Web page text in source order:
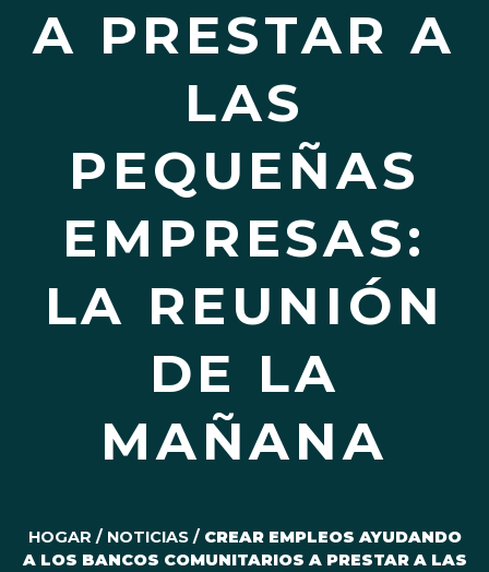
A PRESTAR A
LAS
PEQUEÑAS
EMPRESAS:
LA REUNIÓN
DE LA
MAÑANA
HOGAR / NOTICIAS/ CREAR EMPLEOS AYUDANDO
A LOS BANCOS COMUNITARIOS A PRESTAR A LAS